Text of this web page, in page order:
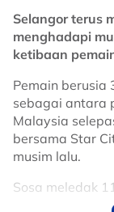
Selangor terus
menghadapi
ketibaan
Pemain berusia
sebagai antara
Malaysia
bersama Star
musim lalu.
Sosa meledak
jaringan, sekali